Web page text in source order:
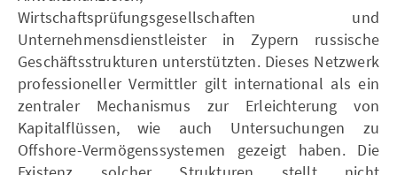
Wirtschaftsprüfungsgesellschaften und
Unternehmensdienstleister in Zypern russische
Geschäftsstrukturen unterstützten. Dieses Netzwerk
professioneller Vermittler gilt international als ein
zentraler Mechanismus zur Erleichterung von
Kapitalflüssen, wie auch Untersuchungen zu
Offshore-Vermögenssystemen gezeigt haben. Die